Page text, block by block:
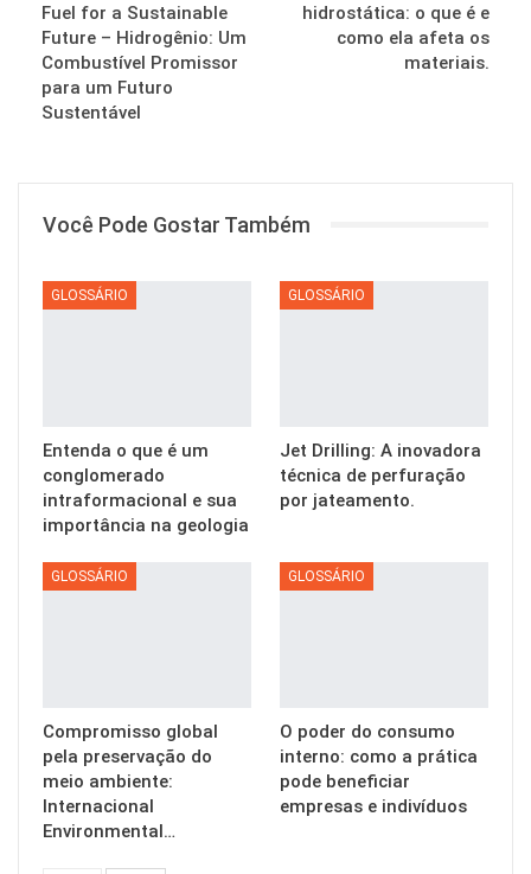
Fuel for a Sustainable
Future – Hidrogênio: Um
Combustível Promissor
para um Futuro
Sustentável
hidrostática: o que é e
como ela afeta os
materiais.
Você Pode Gostar Também
GLOSSÁRIO
Entenda o que é um
conglomerado
intraformacional e sua
importância na geologia
GLOSSÁRIO
Jet Drilling: A inovadora
técnica de perfuração
por jateamento.
GLOSSÁRIO
Compromisso global
pela preservação do
meio ambiente:
Internacional
Environmental…
GLOSSÁRIO
O poder do consumo
interno: como a prática
pode beneficiar
empresas e indivíduos